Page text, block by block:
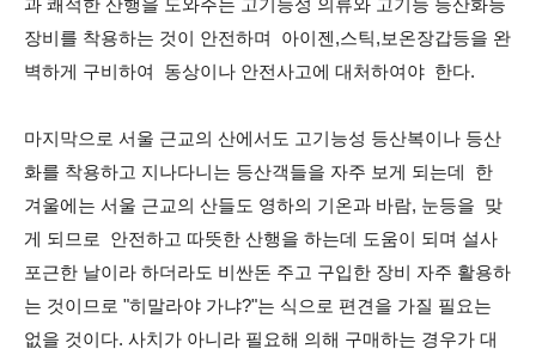
과 쾌적한 산행을 도와주는 고기능성 의류와 고기능 등산화등
장비를 착용하는 것이 안전하며 아이젠,스틱,보온장갑등을 완
벽하게 구비하여 동상이나 안전사고에 대처하여야 한다.
마지막으로 서울 근교의 산에서도 고기능성 등산복이나 등산
화를 착용하고 지나다니는 등산객들을 자주 보게 되는데 한
겨울에는 서울 근교의 산들도 영하의 기온과 바람, 눈등을 맞
게 되므로 안전하고 따뜻한 산행을 하는데 도움이 되며 설사
포근한 날이라 하더라도 비싼돈 주고 구입한 장비 자주 활용하
는 것이므로 "히말라야 가냐?"는 식으로 편견을 가질 필요는
없을 것이다. 사치가 아니라 필요해 의해 구매하는 경우가 대